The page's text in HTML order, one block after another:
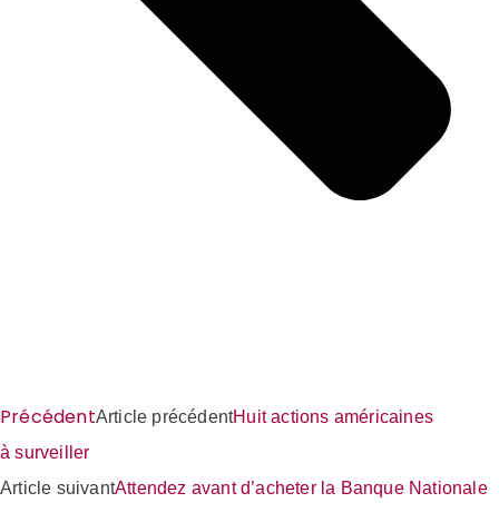
PrécédentArticle précédentHuit actions américaines
à surveiller
Article suivantAttendez avant d’acheter la Banque Nationale